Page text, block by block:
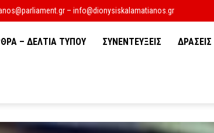
– info@dionysiskalamatianos.gr
– ΔΕΛΤΙΑ ΤΥΠΟΥ ΣΥΝΕΝΤΕΥΞΕΙΣ ΔΡΑΣΕΙΣ